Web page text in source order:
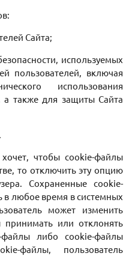
Сайта;
используемых
пользователей, включая
использования
также для защиты Сайта
чтобы cookie-файлы
то отключить эту опцию
Сохраненные cookie-
любое время в системных
может изменить
принимать или отклонять
либо cookie-файлы
файлы, пользователь